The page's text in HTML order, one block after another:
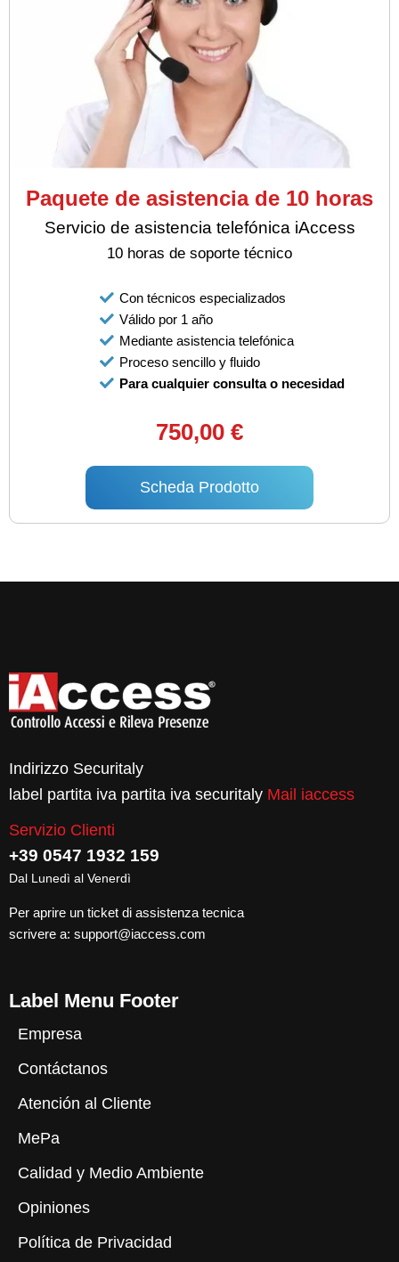
Paquete de asistencia de 10 horas
Servicio de asistencia telefónica iAccess
10 horas de soporte técnico
Con técnicos especializados
Válido por 1 año
Mediante asistencia telefónica
Proceso sencillo y fluido
Para cualquier consulta o necesidad
750,00 €
Scheda Prodotto
Indirizzo Securitaly
label partita iva partita iva securitaly Mail iaccess
Servizio Clienti
+39 0547 1932 159
Dal Lunedì al Venerdì
Per aprire un ticket di assistenza tecnica
scrivere a: support@iaccess.com
Label Menu Footer
Empresa
Contáctanos
Atención al Cliente
MePa
Calidad y Medio Ambiente
Opiniones
Política de Privacidad